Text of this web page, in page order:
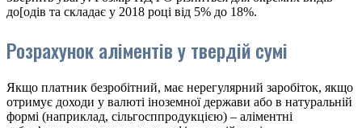
до[одів та складає у 2018 році від 5% до 18%.
Розрахунок аліментів у твердій сумі
Якщо платник безробітний, має нерегулярний заробіток, якщо
отримує доходи у валюті іноземної держави або в натуральній
формі (наприклад, сільгосппродукцією) – аліментні